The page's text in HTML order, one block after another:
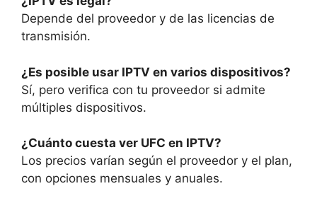
Depende del proveedor y de las licencias de
transmisión.
¿Es posible usar IPTV en varios dispositivos?
Sí, pero verifica con tu proveedor si admite
múltiples dispositivos.
¿Cuánto cuesta ver UFC en IPTV?
Los precios varían según el proveedor y el plan,
con opciones mensuales y anuales.